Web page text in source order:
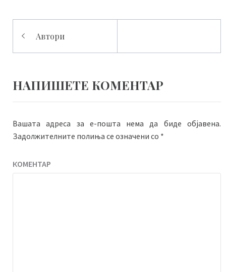
Навигација
на
Автори
НАПИШЕТЕ КОМЕНТАР
Вашата адреса за е-пошта нема да биде објавена.
Задолжителните полиња се означени со *
КОМЕНТАР